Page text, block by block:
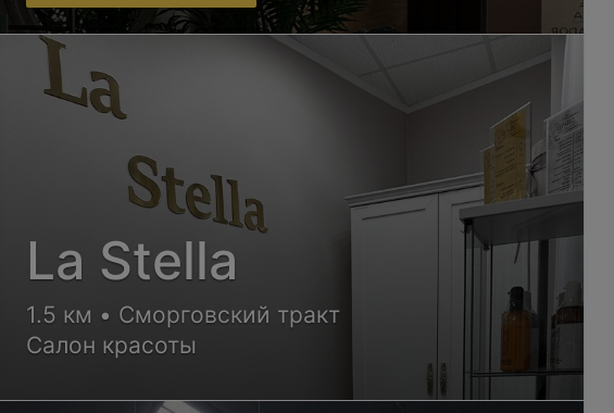
La Stella
1.5 км • Сморговский тракт
Салон красоты